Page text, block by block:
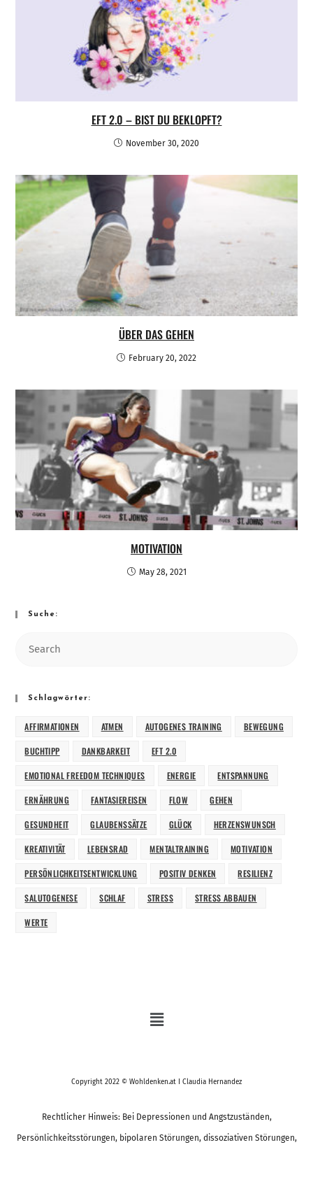
EFT 2.0 – BIST DU BEKLOPFT?
November 30, 2020
ÜBER DAS GEHEN
February 20, 2022
MOTIVATION
May 28, 2021
Suche:
Schlagwörter:
AFFIRMATIONEN ATMEN AUTOGENES TRAINING BEWEGUNG
BUCHTIPP DANKBARKEIT EFT 2.0
EMOTIONAL FREEDOM TECHNIQUES ENERGIE ENTSPANNUNG
ERNÄHRUNG FANTASIEREISEN FLOW GEHEN
GESUNDHEIT GLAUBENSSÄTZE GLÜCK HERZENSWUNSCH
KREATIVITÄT LEBENSRAD MENTALTRAINING MOTIVATION
PERSÖNLICHKEITSENTWICKLUNG POSITIV DENKEN RESILIENZ
SALUTOGENESE SCHLAF STRESS STRESS ABBAUEN
WERTE
Copyright 2022 © Wohldenken.at I Claudia Hernandez
Rechtlicher Hinweis: Bei Depressionen und Angstzuständen,
Persönlichkeitsstörungen, bipolaren Störungen, dissoziativen Störungen,